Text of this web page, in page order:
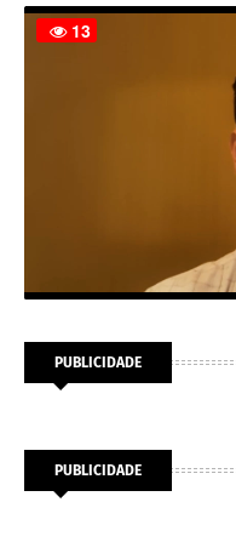
PUBLICIDADE
PUBLICIDADE